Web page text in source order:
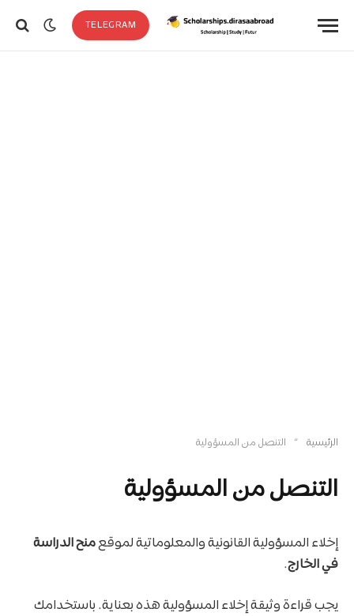
TELEGRAM
الرئيسية » التنصل من المسؤولية
التنصل من المسؤولية
إخلاء المسؤولية القانونية والمعلوماتية لموقعمنح الدراسة
في الخارج.
يجب قراءة وثيقة إخلاء المسؤولية هذه بعناية. باستخدامك